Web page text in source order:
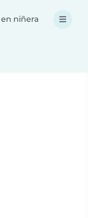
niñera